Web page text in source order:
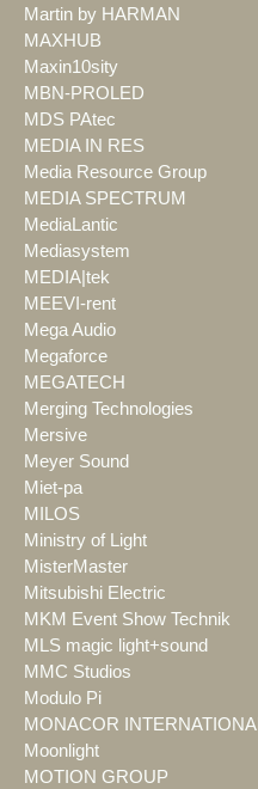
Martin by HARMAN
MAXHUB
Maxin10sity
MBN-PROLED
MDS PAtec
MEDIA IN RES
Media Resource Group
MEDIA SPECTRUM
MediaLantic
Mediasystem
MEDIA|tek
MEEVI-rent
Mega Audio
Megaforce
MEGATECH
Merging Technologies
Mersive
Meyer Sound
Miet-pa
MILOS
Ministry of Light
MisterMaster
Mitsubishi Electric
MKM Event Show Technik
MLS magic light+sound
MMC Studios
Modulo Pi
MONACOR INTERNATIONAL
Moonlight
MOTION GROUP